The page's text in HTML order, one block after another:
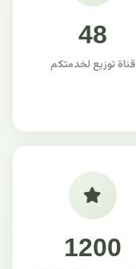
48
قناة توزيع لخدمتكم
1200